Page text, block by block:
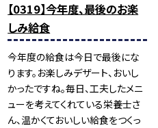
【0319】今年度、最後のお楽
しみ給食
今年度の給食は今日で最後にな
ります。お楽しみデザート、おいし
かったですね。毎日、工夫したメニ
ューを考えてくれている栄養士さ
ん、温かくておいしい給食をつくっ